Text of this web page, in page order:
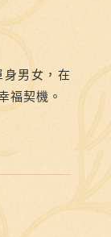
男女，在
福契機。